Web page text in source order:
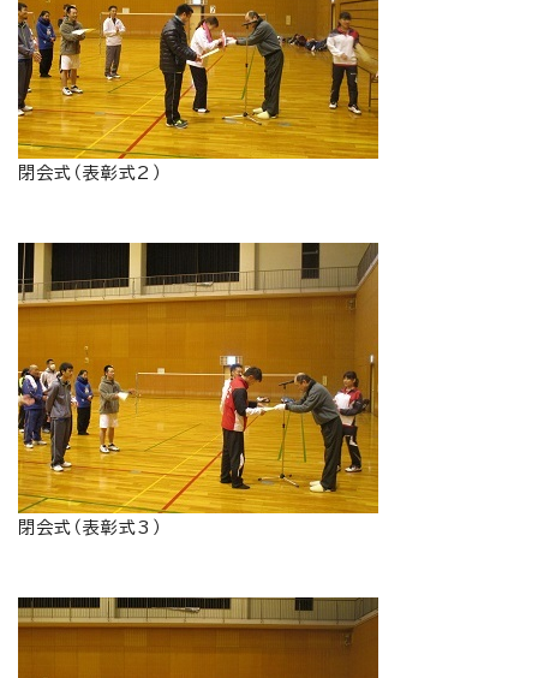
閉会式（表彰式2）
閉会式（表彰式3）